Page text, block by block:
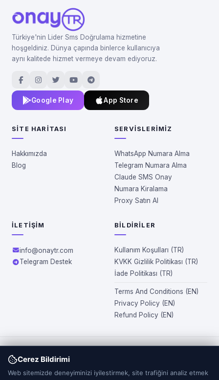
Türkiye'nin Lider Sms Doğrulama hizmetine
hoşgeldiniz. Dünya çapında binlerce kullanıcıya
aynı kalitede hizmet vermeye devam ediyoruz.
Google Play App Store
SITE HARITASI
Hakkımızda
Blog
SERVISLERIMIZ
WhatsApp Numara Alma
Telegram Numara Alma
Claude SMS Onay
Numara Kiralama
Proxy Satın Al
İLETIŞIM
info@onaytr.com
Telegram Destek
BILDIRILER
Kullanım Koşulları (TR)
KVKK Gizlilik Politikası (TR)
İade Politikası (TR)
Terms And Conditions (EN)
Privacy Policy (EN)
Refund Policy (EN)
OnayTR.com üzerinden sunulan numaralar tamamen sanaldır ve
fiziksel olarak teslim edilmez. Site kapsamında sağlanan
numaralar tek kullanımlık olup, ikinci kez kullanılamaz.
Cerez Bildirimi
Web sitemizde deneyiminizi iyilestirmek, site trafiğini analiz etmek